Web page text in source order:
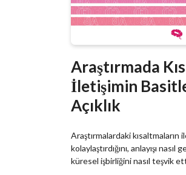
Araştırmada
İletişimin
Açıklık
Araştırmalardaki kısaltmaların
kolaylaştırdığını, anlayışı
küresel işbirliğini nasıl teşvik